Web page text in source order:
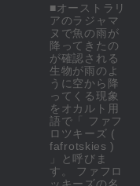
■オーストラリ
アのラジャマ
ヌで魚の雨が
降ってきたの
が確認される
生物が雨のよ
うに空から降
ってくる現象
をオカルト用
語で「 ファフ
ロツキーズ (
fafrotskies )
」と呼びま
す。 ファフロ
ッキーズの名